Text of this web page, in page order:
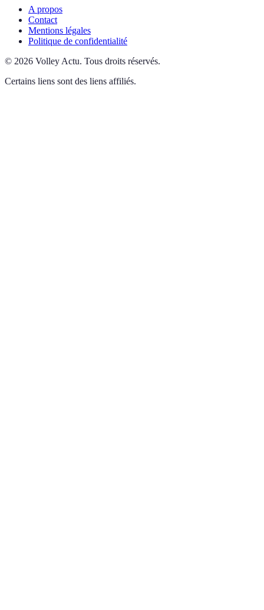
A propos
Contact
Mentions légales
Politique de confidentialité
© 2026 Volley Actu. Tous droits réservés.
Certains liens sont des liens affiliés.